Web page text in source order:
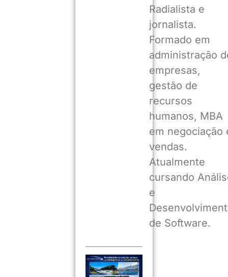
Radialista e
jornalista.
Formado em
administração
empresas,
gestão de
recursos
humanos, MBA
em negociação
vendas.
Atualmente
cursando
e
de Software.